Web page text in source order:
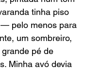
tinha piso
— pelo menos para
um sombreiro,
pé de
Minha avó devia